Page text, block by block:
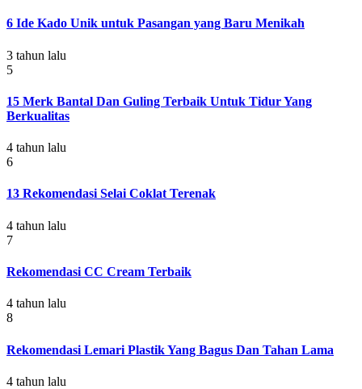
6 Ide Kado Unik untuk Pasangan yang Baru Menikah
3 tahun lalu
5
15 Merk Bantal Dan Guling Terbaik Untuk Tidur Yang
Berkualitas
4 tahun lalu
6
13 Rekomendasi Selai Coklat Terenak
4 tahun lalu
7
Rekomendasi CC Cream Terbaik
4 tahun lalu
8
Rekomendasi Lemari Plastik Yang Bagus Dan Tahan Lama
4 tahun lalu